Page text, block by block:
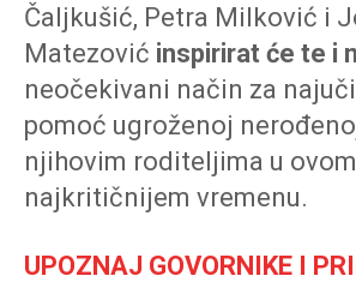
Čaljkušić, Petra Milković i
Matezović inspirirat će te i
neočekivani način za
pomoć ugroženoj
njihovim roditeljima u ovom
najkritičnijem vremenu.
UPOZNAJ GOVORNIKE I